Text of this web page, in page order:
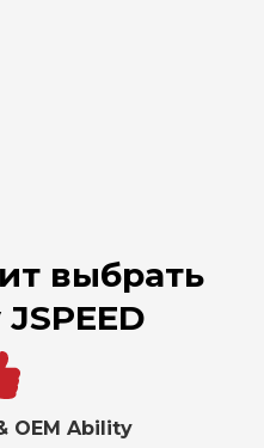
выбрать
OEM Ability